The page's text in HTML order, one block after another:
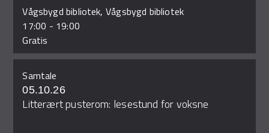
Vågsbygd bibliotek, Vågsbygd bibliotek
17:00 - 19:00
Gratis
Samtale
05.10.26
Litterært pusterom: lesestund for voksne